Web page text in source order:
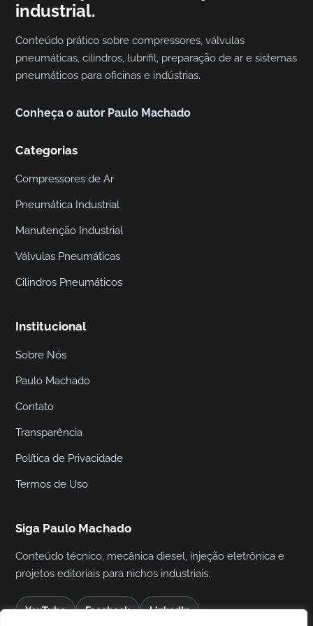
a
industrial.
Conteúdo prático sobre compressores, válvulas
pneumáticas, cilindros, lubrifil, preparação de ar e sistemas
pneumáticos para oficinas e indústrias.
Conheça o autor Paulo Machado
Categorias
Compressores de Ar
Pneumática Industrial
Manutenção Industrial
Válvulas Pneumáticas
Cilindros Pneumáticos
Institucional
Sobre Nós
Paulo Machado
Contato
Transparência
Política de Privacidade
Termos de Uso
Siga Paulo Machado
Conteúdo técnico, mecânica diesel, injeção eletrônica e
projetos editoriais para nichos industriais.
YouTube Facebook LinkedIn